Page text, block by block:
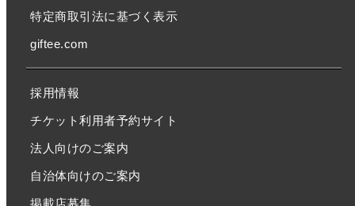
特定商取引法に基づく表示
giftee.com
採用情報
チケット利用者予約サイト
法人向けのご案内
自治体向けのご案内